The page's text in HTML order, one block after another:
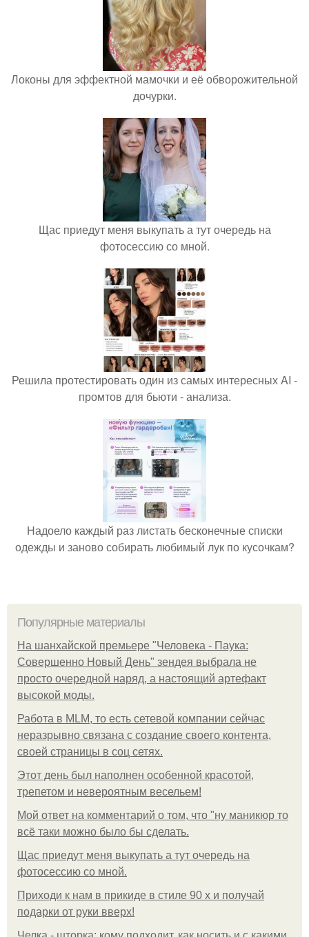
Локоны для эффектной мамочки и её обворожительной
дочурки.
Щас приедут меня выкупать а тут очередь на
фотосессию со мной.
Решила протестировать один из самых интересных AI -
промтов для бьюти - анализа.
Надоело каждый раз листать бесконечные списки
одежды и заново собирать любимый лук по кусочкам?
Популярные материалы
На шанхайской премьере "Человека - Паука:
Совершенно Новый День" зендея выбрала не
просто очередной наряд, а настоящий артефакт
высокой моды.
Работа в MLM, то есть сетевой компании сейчас
неразрывно связана с создание своего контента,
своей страницы в соц сетях.
Этот день был наполнен особенной красотой,
трепетом и невероятным весельем!
Мой ответ на комментарий о том, что "ну маникюр то
всё таки можно было бы сделать.
Щас приедут меня выкупать а тут очередь на
фотосессию со мной.
Приходи к нам в прикиде в стиле 90 х и получай
подарки от руки вверх!